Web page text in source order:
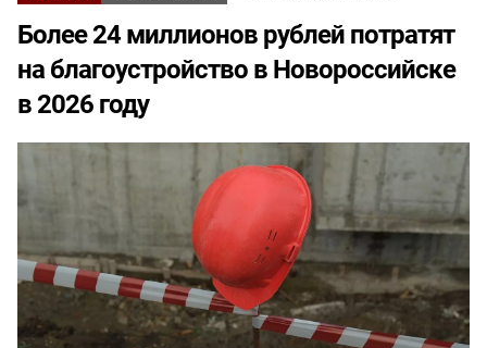
Более 24 миллионов рублей потратят
на благоустройство в Новороссийске
в 2026 году